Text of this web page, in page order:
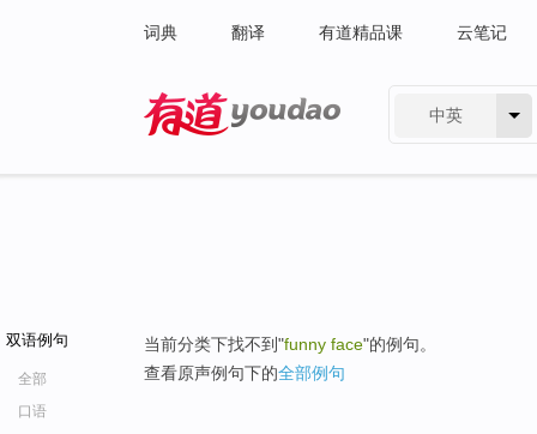
词典 翻译 有道精品课 云笔记
中英
双语例句
全部
口语
当前分类下找不到"funny face"的例句。
查看原声例句下的全部例句